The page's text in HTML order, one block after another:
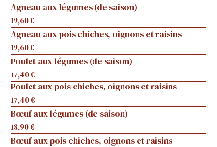
Agneau aux légumes (de saison)
19,60 €
Agneau aux pois chiches, oignons et raisins
19,60 €
Poulet aux légumes (de saison)
17,40 €
Poulet aux pois chiches, oignons et raisins
17,40 €
Bœuf aux légumes (de saison)
18,90 €
Bœuf aux pois chiches, oignons et raisins